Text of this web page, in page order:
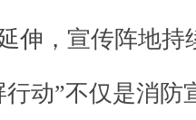
，宣传阵地持
”不仅是消防